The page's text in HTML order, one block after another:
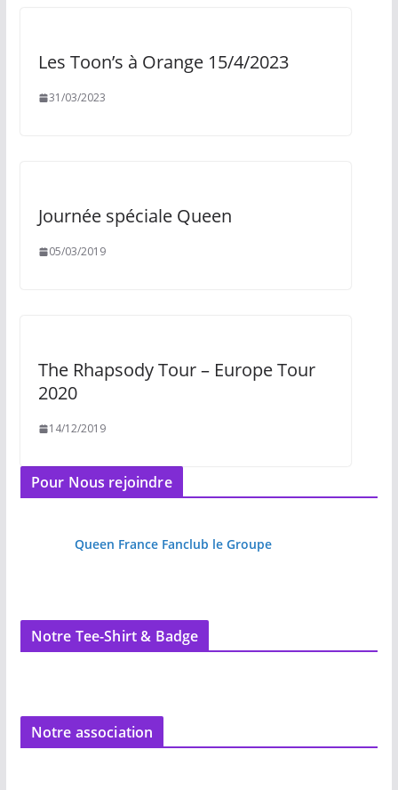
Les Toon’s à Orange 15/4/2023
31/03/2023
Journée spéciale Queen
05/03/2019
The Rhapsody Tour – Europe Tour
2020
14/12/2019
Pour Nous rejoindre
Queen France Fanclub le Groupe
Notre Tee-Shirt & Badge
Notre association